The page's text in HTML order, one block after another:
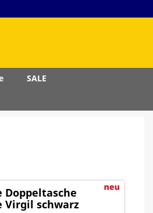
SALE
Doppeltasche
Virgil schwarz